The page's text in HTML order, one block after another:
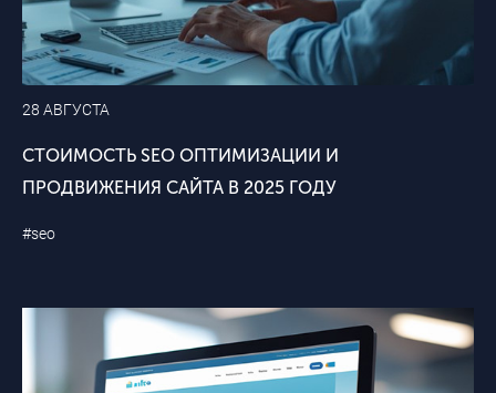
28 АВГУСТА
СТОИМОСТЬ SEO ОПТИМИЗАЦИИ И
ПРОДВИЖЕНИЯ САЙТА В 2025 ГОДУ
#seo